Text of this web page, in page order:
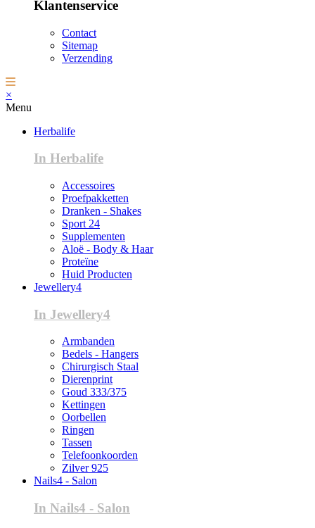
Klantenservice
Contact
Sitemap
Verzending
×
Menu
Herbalife
In Herbalife
Accessoires
Proefpakketten
Dranken - Shakes
Sport 24
Supplementen
Aloë - Body & Haar
Proteïne
Huid Producten
Jewellery4
In Jewellery4
Armbanden
Bedels - Hangers
Chirurgisch Staal
Dierenprint
Goud 333/375
Kettingen
Oorbellen
Ringen
Tassen
Telefoonkoorden
Zilver 925
Nails4 - Salon
In Nails4 - Salon